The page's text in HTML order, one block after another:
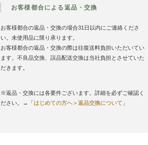
お客様都合による返品・交換
お客様都合の返品・交換の場合31日以内にご連絡くださ
い。未使用品に限り承ります。
お客様都合の返品・交換の際は往復送料負担いただいてい
ます。不良品交換、誤品配送交換は当社負担とさせていた
だきます。
※返品・交換には各要件ございます。詳細を必ずご確認く
ださい。→「はじめての方へ＞返品交換について 」